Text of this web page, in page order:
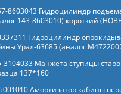
8603043 Гидроцилиндр
143-8603010) короткий
Гидроцилиндр
Урал-63685 (аналог
3104033 Манжета ступицы
137*160
Амортизатор кабины